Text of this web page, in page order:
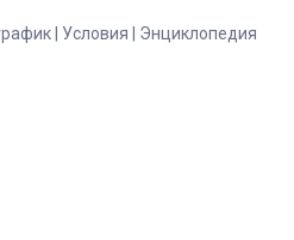
| Условия | Энциклопедия